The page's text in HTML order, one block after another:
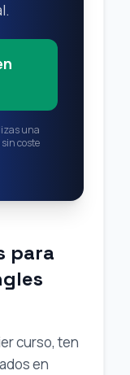
una
coste
para
curso, ten
en